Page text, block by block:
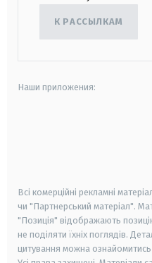
К РАССЫЛКАМ
Наши приложения:
Всі комерційні рекламні
чи "Партнерський матеріал".
"Позиція" відображають
не поділяти їхніх поглядів.
цитування можна